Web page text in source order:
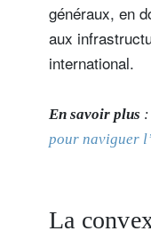
généraux, en
aux
international.
En savoir plus :
pour naviguer
La